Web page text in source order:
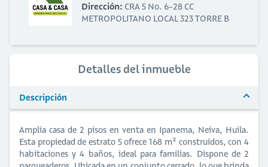
Dirección: CRA 5 No. 6-28 CC
METROPOLITANO LOCAL 323 TORRE B
Detalles del inmueble
Descripción
Amplia casa de 2 pisos en venta en Ipanema, Neiva, Huila.
Esta propiedad de estrato 5 ofrece 168 m² construidos, con 4
habitaciones y 4 baños, ideal para familias. Dispone de 2